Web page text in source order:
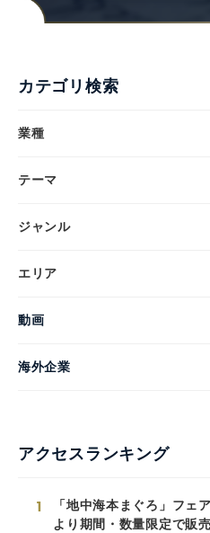
カテゴリ検索
業種
テーマ
ジャンル
エリア
動画
海外企業
アクセスランキング
1
「地中海本まぐろ」フェ
より期間・数量限定で販